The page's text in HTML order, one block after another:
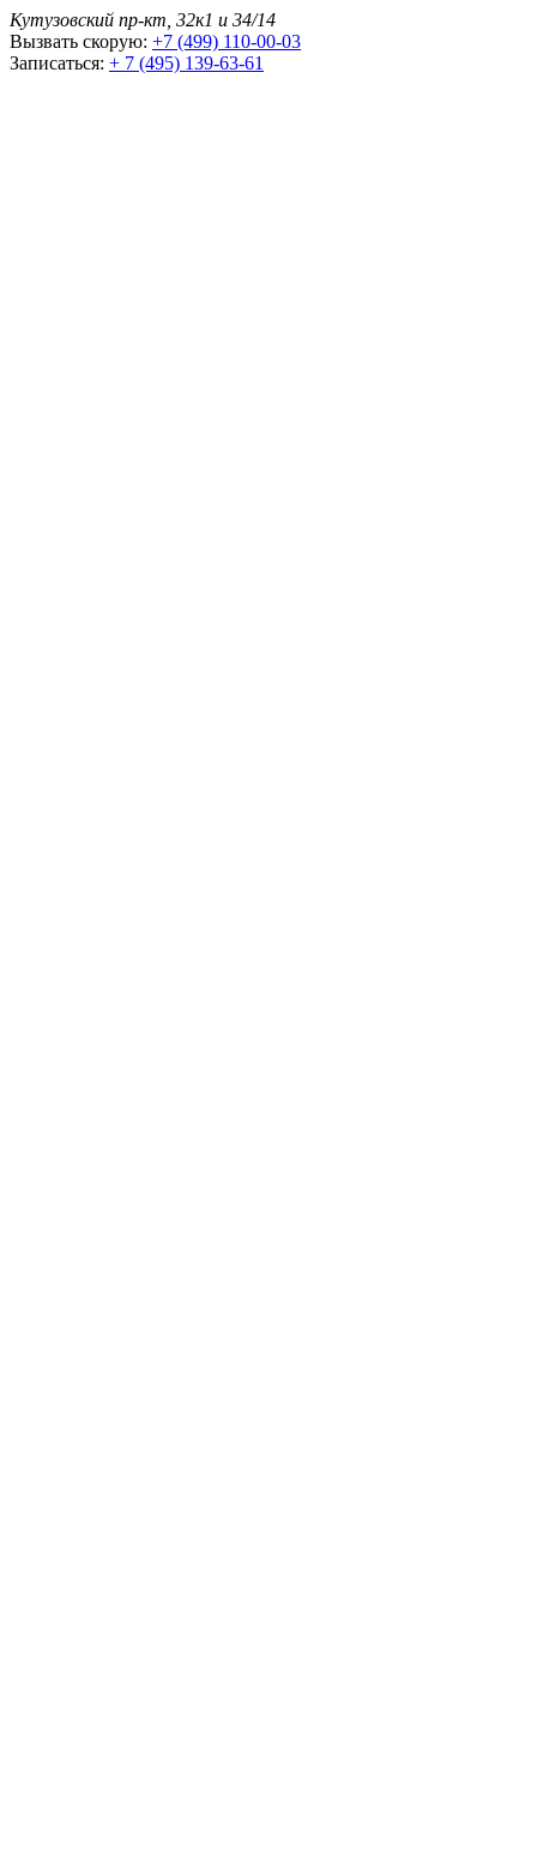
Кутузовский пр-кт, 32к1 и 34/14
Вызвать скорую: +7 (499) 110-00-03
Записаться: + 7 (495) 139-63-61